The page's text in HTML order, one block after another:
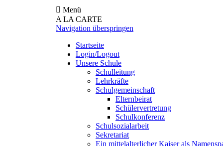
Menü
A LA CARTE
Navigation überspringen
Startseite
Login/Logout
Unsere Schule
Schulleitung
Lehrkräfte
Schulgemeinschaft
Elternbeirat
Schülervertretung
Schulkonferenz
Schulsozialarbeit
Sekretariat
Ein mittelalterlicher Kaiser als